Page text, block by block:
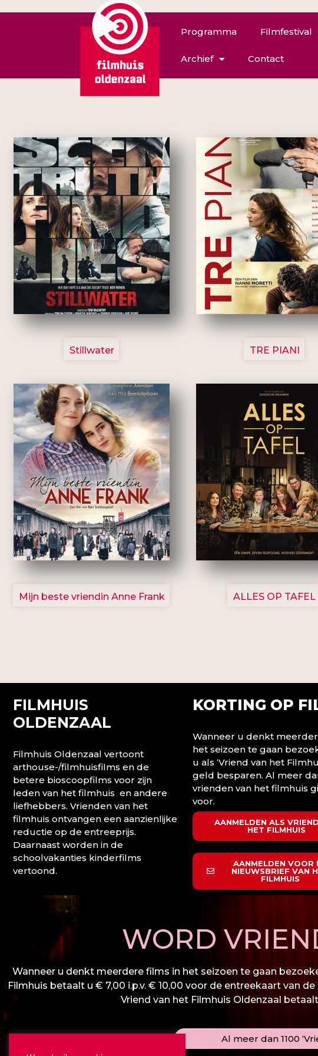
Programma Filmfestival
Archief Contact
3123
Stillwater
3129
TRE PIANI
2757
Mijn beste vriendin Anne Frank
3154
ALLES OP TAFEL
FILMHUIS
OLDENZAAL
Filmhuis Oldenzaal vertoont
arthouse-/filmhuisfilms en de
betere bioscoopfilms voor zijn
leden van het filmhuis en andere
liefhebbers. Vrienden van het
filmhuis ontvangen een aanzienlijke
reductie op de entreeprijs.
Daarnaast worden in de
schoolvakanties kinderfilms
vertoond.
KORTING OP
Wanneer u denkt
het seizoen te gaan
u als ‘Vriend van het
geld besparen. Al meer
vrienden van het filmhuis
voor.
AANMELDEN ALS
HET FILMHUIS
AANMELDEN VOOR
NIEUWSBRIEF VAN
FILMHUIS
WORD
Wanneer u denkt meerdere films in het seizoen te gaan
Filmhuis betaalt u € 7,00 i.p.v. € 10,00 voor de entreekaart van
Vriend van het Filmhuis Oldenzaal
Al meer dan 1100